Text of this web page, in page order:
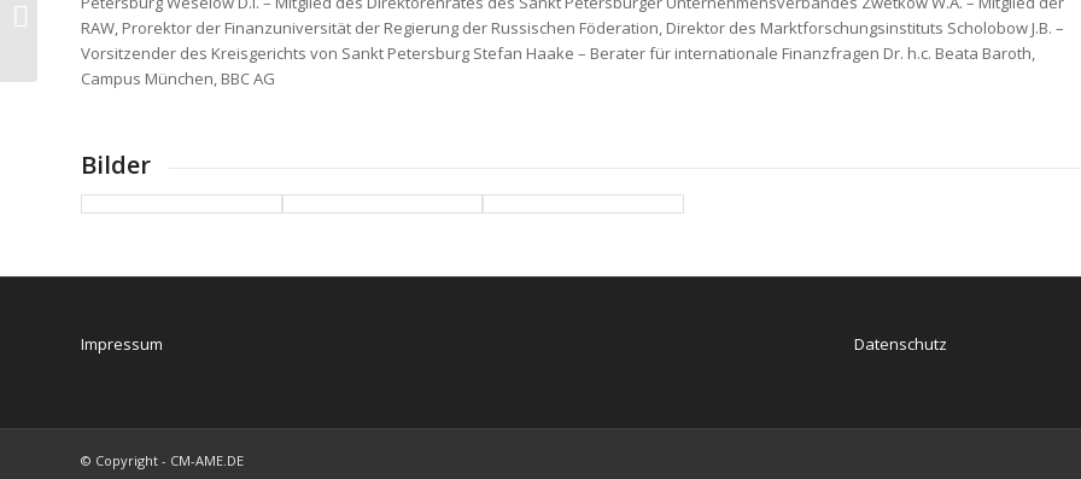
RAW, Prorektor der Finanzuniversität der Regierung der Russischen Föderation, Direktor des Marktforschungsinstituts Scholobow J.B. –
Vorsitzender des Kreisgerichts von Sankt Petersburg Stefan Haake – Berater für internationale Finanzfragen Dr. h.c. Beata Baroth,
Campus München, BBC AG
Bilder
Impressum Datenschutz
© Copyright - CM-AME.DE
Parlamentswahlen?